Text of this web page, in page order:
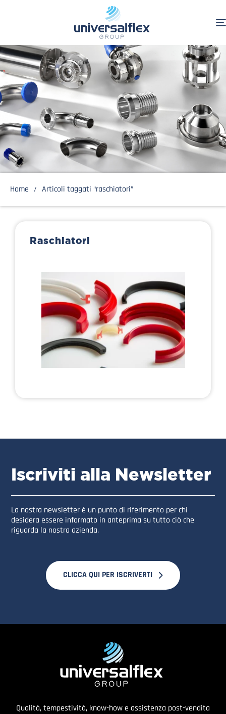
Home Articoli taggati “raschiatori”
Raschiatori
Iscriviti alla Newsletter
La nostra newsletter è un punto di riferimento per chi
desidera essere informato in anteprima su tutto ciò che
riguarda la nostra azienda.
CLICCA QUI PER ISCRIVERTI
Qualità, tempestività, know-how e assistenza post-vendita